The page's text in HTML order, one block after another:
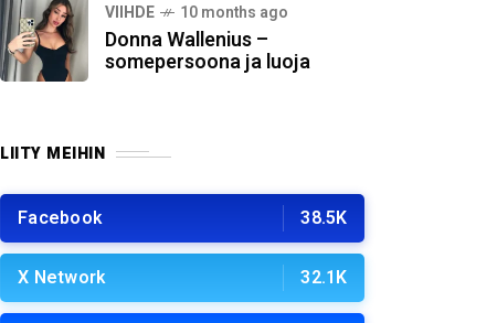
VIIHDE 10 months ago
Donna Wallenius –
somepersoona ja luoja
LIITY MEIHIN
Facebook 38.5K
X Network 32.1K